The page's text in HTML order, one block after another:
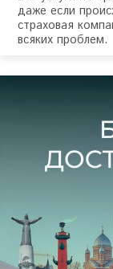
даже если
страховая
всяких проблем.